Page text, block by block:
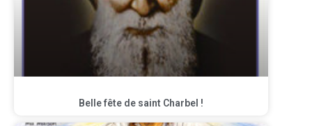
Belle fête de saint Charbel !